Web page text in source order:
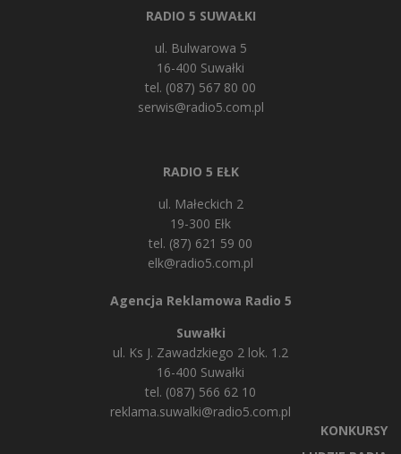
RADIO 5 SUWAŁKI
ul. Bulwarowa 5
16-400 Suwałki
tel. (087) 567 80 00
serwis@radio5.com.pl
RADIO 5 EŁK
ul. Małeckich 2
19-300 Ełk
tel. (87) 621 59 00
elk@radio5.com.pl
Agencja Reklamowa Radio 5
Suwałki
ul. Ks J. Zawadzkiego 2 lok. 1.2
16-400 Suwałki
tel. (087) 566 62 10
reklama.suwalki@radio5.com.pl
KONKURSY